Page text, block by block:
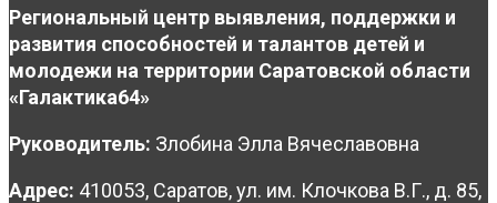
Региональный центр выявления, поддержки и
развития способностей и талантов детей и
молодежи на территории Саратовской области
«Галактика64»
Руководитель: Злобина Элла Вячеславовна
Адрес: 410053, Саратов, ул. им. Клочкова В.Г., д. 85,